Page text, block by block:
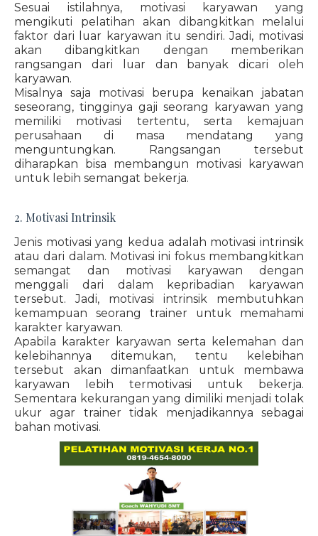
Sesuai istilahnya, motivasi karyawan yang
mengikuti pelatihan akan dibangkitkan melalui
faktor dari luar karyawan itu sendiri. Jadi, motivasi
akan dibangkitkan dengan memberikan
rangsangan dari luar dan banyak dicari oleh
karyawan.
Misalnya saja motivasi berupa kenaikan jabatan
seseorang, tingginya gaji seorang karyawan yang
memiliki motivasi tertentu, serta kemajuan
perusahaan di masa mendatang yang
menguntungkan. Rangsangan tersebut
diharapkan bisa membangun motivasi karyawan
untuk lebih semangat bekerja.
2. Motivasi Intrinsik
Jenis motivasi yang kedua adalah motivasi intrinsik
atau dari dalam. Motivasi ini fokus membangkitkan
semangat dan motivasi karyawan dengan
menggali dari dalam kepribadian karyawan
tersebut. Jadi, motivasi intrinsik membutuhkan
kemampuan seorang trainer untuk memahami
karakter karyawan.
Apabila karakter karyawan serta kelemahan dan
kelebihannya ditemukan, tentu kelebihan
tersebut akan dimanfaatkan untuk membawa
karyawan lebih termotivasi untuk bekerja.
Sementara kekurangan yang dimiliki menjadi tolak
ukur agar trainer tidak menjadikannya sebagai
bahan motivasi.